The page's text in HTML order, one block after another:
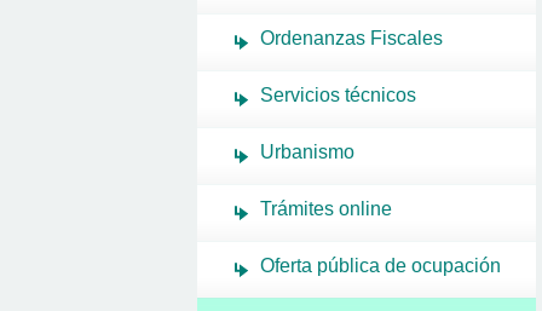
Ordenanzas Fiscales
Servicios técnicos
Urbanismo
Trámites online
Oferta pública de ocupación